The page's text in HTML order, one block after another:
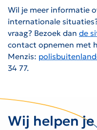
Wil je meer informatie
internationale
vraag? Bezoek dan de
contact opnemen met
Menzis:
34 77.
Wij helpen